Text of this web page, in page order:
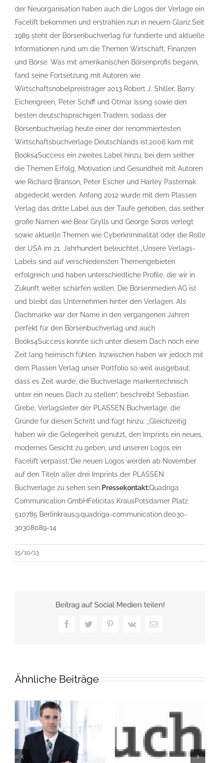
der Neuorganisation haben auch die Logos der Verlage ein
Facelift bekommen und erstrahlen nun in neuem Glanz.Seit
1989 steht der Börsenbuchverlag für fundierte und aktuelle
Informationen rund um die Themen Wirtschaft, Finanzen
und Börse. Was mit amerikanischen Börsenprofis begann,
fand seine Fortsetzung mit Autoren wie
Wirtschaftsnobelpreisträger 2013 Robert J. Shiller, Barry
Eichengreen, Peter Schiff und Otmar Issing sowie den
besten deutschsprachigen Tradern, sodass der
Börsenbuchverlag heute einer der renommiertesten
Wirtschaftsbuchverlage Deutschlands ist.2006 kam mit
Books4Success ein zweites Label hinzu, bei dem seither
die Themen Erfolg, Motivation und Gesundheit mit Autoren
wie Richard Branson, Peter Escher und Harley Pasternak
abgedeckt werden. Anfang 2012 wurde mit dem Plassen
Verlag das dritte Label aus der Taufe gehoben, das seither
große Namen wie Bear Grylls und George Soros verlegt
sowie aktuelle Themen wie Cyberkriminalität oder die Rolle
der USA im 21. Jahrhundert beleuchtet.„Unsere Verlags-
Labels sind auf verschiedensten Themengebieten
erfolgreich und haben unterschiedliche Profile, die wir in
Zukunft weiter schärfen wollen. Die Börsenmedien AG ist
und bleibt das Unternehmen hinter den Verlagen. Als
Dachmarke war der Name in den vergangenen Jahren
perfekt für den Börsenbuchverlag und auch
Books4Success konnte sich unter diesem Dach noch eine
Zeit lang heimisch fühlen. Inzwischen haben wir jedoch mit
dem Plassen Verlag unser Portfolio so weit ausgebaut,
dass es Zeit wurde, die Buchverlage markentechnisch
unter ein neues Dach zu stellen“, beschreibt Sebastian
Grebe, Verlagsleiter der PLASSEN Buchverlage, die
Gründe für diesen Schritt und fügt hinzu: „Gleichzeitig
haben wir die Gelegenheit genutzt, den Imprints ein neues,
modernes Gesicht zu geben, und unseren Logos ein
Facelift verpasst.“Die neuen Logos werden ab November
auf den Titeln aller drei Imprints der PLASSEN
Buchverlage zu sehen sein. Pressekontakt:Quadriga
Communication GmbHFelicitas KrausPotsdamer Platz
510785 Berlinkraus@quadriga-communication.de030-
30308089-14
15/10/13
Beitrag auf Social Medien teilen!
FacebookTwitterPinterest
Vk
E-
Ähnliche Beiträge